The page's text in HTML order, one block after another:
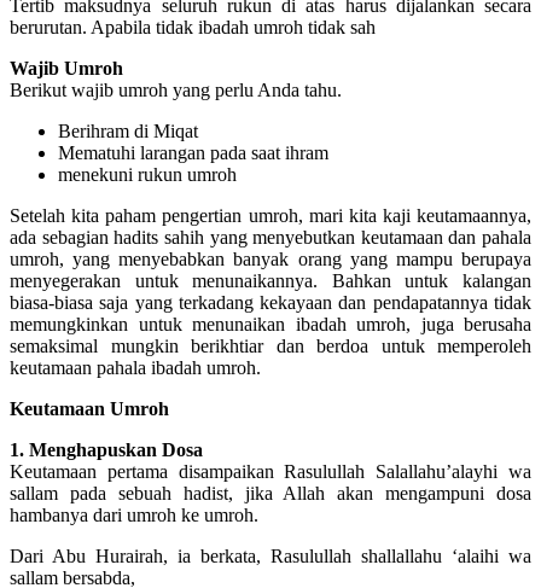
Tertib maksudnya seluruh rukun di atas harus dijalankan secara
berurutan. Apabila tidak ibadah umroh tidak sah
Wajib Umroh
Berikut wajib umroh yang perlu Anda tahu.
Berihram di Miqat
Mematuhi larangan pada saat ihram
menekuni rukun umroh
Setelah kita paham pengertian umroh, mari kita kaji keutamaannya,
ada sebagian hadits sahih yang menyebutkan keutamaan dan pahala
umroh, yang menyebabkan banyak orang yang mampu berupaya
menyegerakan untuk menunaikannya. Bahkan untuk kalangan
biasa-biasa saja yang terkadang kekayaan dan pendapatannya tidak
memungkinkan untuk menunaikan ibadah umroh, juga berusaha
semaksimal mungkin berikhtiar dan berdoa untuk memperoleh
keutamaan pahala ibadah umroh.
Keutamaan Umroh
1. Menghapuskan Dosa
Keutamaan pertama disampaikan Rasulullah Salallahu’alayhi wa
sallam pada sebuah hadist, jika Allah akan mengampuni dosa
hambanya dari umroh ke umroh.
Dari Abu Hurairah, ia berkata, Rasulullah shallallahu ‘alaihi wa
sallam bersabda,